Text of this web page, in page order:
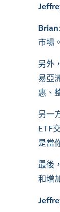
Brian:
市場。
另外
易亞
惠、
另一
ETF
是當
最後
和增